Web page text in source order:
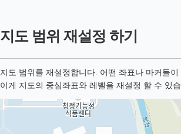
지도 범위 재설정 하기
지도 범위를 재설정합니다. 어떤 좌표나 마커들
이게 지도의 중심좌표와 레벨을 재설정 할 수 있습